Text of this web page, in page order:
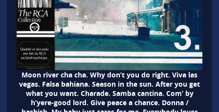
Moon river cha cha. Why don’t you do right. Viva las
vegas. Falsa bahiana. Season in the sun. After you get
what you want. Charade. Samba cantina. Com’ by
h’yere-good lord. Give peace a chance. Donna /